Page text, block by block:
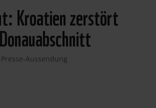
Kroatien zerstört
Presse-Aussendung